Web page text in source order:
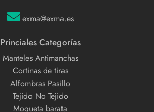
exma@exma.es
Princiales Categorías
Manteles Antimanchas
Cortinas de tiras
Alfombras Pasillo
Tejido No Tejido
Moqueta barata